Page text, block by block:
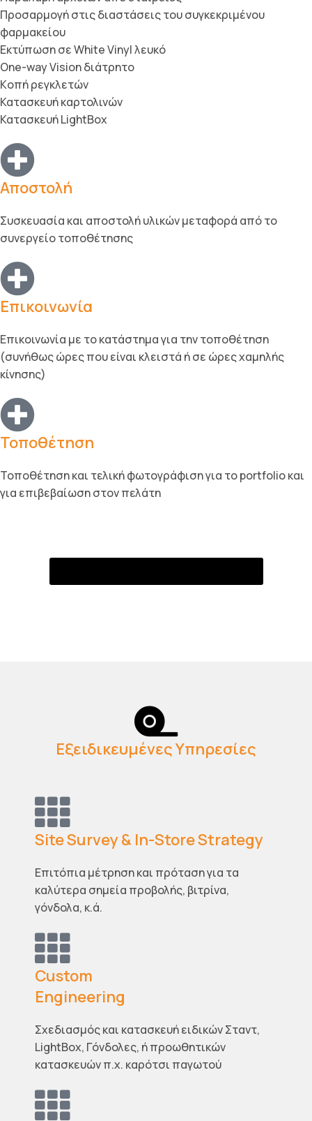
Προσαρμογή στις διαστάσεις του συγκεκριμένου
φαρμακείου
Εκτύπωση σε White Vinyl λευκό
One-way Vision διάτρητο
Kοπή ρεγκλετών
Κατασκευή καρτολινών
Κατασκευή LightBox
Αποστολή
Συσκευασία και αποστολή υλικών μεταφορά από το
συνεργείο τοποθέτησης
Επικοινωνία
Επικοινωνία με το κατάστημα για την τοποθέτηση
(συνήθως ώρες που είναι κλειστά ή σε ώρες χαμηλής
κίνησης)
Τοποθέτηση
Τοποθέτηση και τελική φωτογράφιση για το portfolio και
για επιβεβαίωση στον πελάτη
Εξειδικευμένες Υπηρεσίες
Site Survey & In-Store Strategy
Επιτόπια μέτρηση και πρόταση για τα
καλύτερα σημεία προβολής, βιτρίνα,
γόνδολα, κ.ά.
Custom
Engineering
Σχεδιασμός και κατασκευή ειδικών Σταντ,
LightBox, Γόνδολες, ή προωθητικών
κατασκευών π.χ. καρότσι παγωτού